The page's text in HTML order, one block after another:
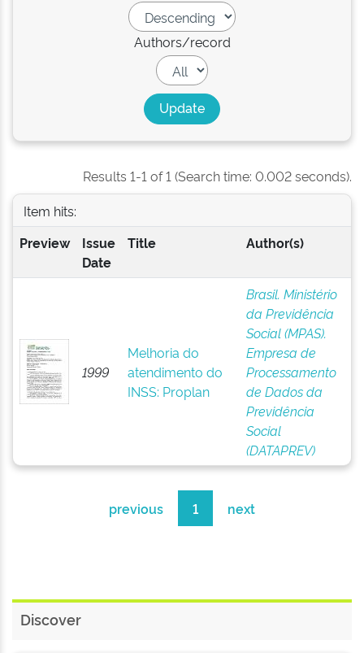
Authors/record
Results 1-1 of 1 (Search time: 0.002 seconds).
Item hits:
Preview
Issue
Date
Title Author(s)
1999
Melhoria do
atendimento do
INSS: Proplan
Brasil. Ministério
da Previdência
Social (MPAS).
Empresa de
Processamento
de Dados da
Previdência
Social
(DATAPREV)
previous 1 next
Discover